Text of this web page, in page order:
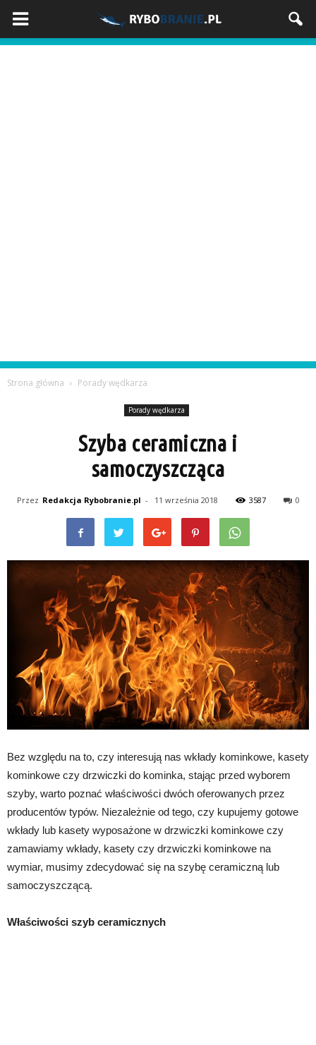
Strona główna Porady wędkarza
Porady wędkarza
Szyba ceramiczna i
samoczyszcząca
Przez Redakcja Rybobranie.pl - 11 września 2018 3587 0
Bez względu na to, czy interesują nas wkłady kominkowe, kasety
kominkowe czy drzwiczki do kominka, stając przed wyborem
szyby, warto poznać właściwości dwóch oferowanych przez
producentów typów. Niezależnie od tego, czy kupujemy gotowe
wkłady lub kasety wyposażone w drzwiczki kominkowe czy
zamawiamy wkłady, kasety czy drzwiczki kominkowe na
wymiar, musimy zdecydować się na szybę ceramiczną lub
samoczyszczącą.
Właściwości szyb ceramicznych